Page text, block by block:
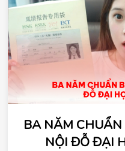
BA NĂM
NỘI ĐỖ ĐẠI